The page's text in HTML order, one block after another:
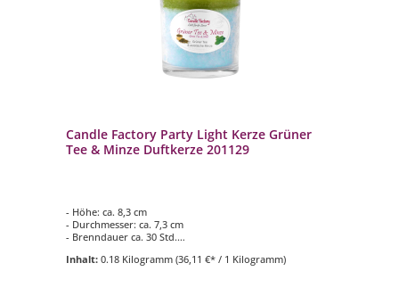
Candle Factory Party Light Kerze Grüner
Tee & Minze Duftkerze 201129
- Höhe: ca. 8,3 cm
- Durchmesser: ca. 7,3 cm
- Brenndauer ca. 30 Std.
- für den Innen- und Aussenbereich geeignet
Inhalt: 0.18 Kilogramm (36,11 €* / 1 Kilogramm)